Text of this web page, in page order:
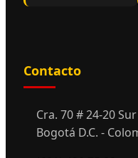
Contacto
Cra. 70 # 24-20 Sur
Bogotá D.C. -